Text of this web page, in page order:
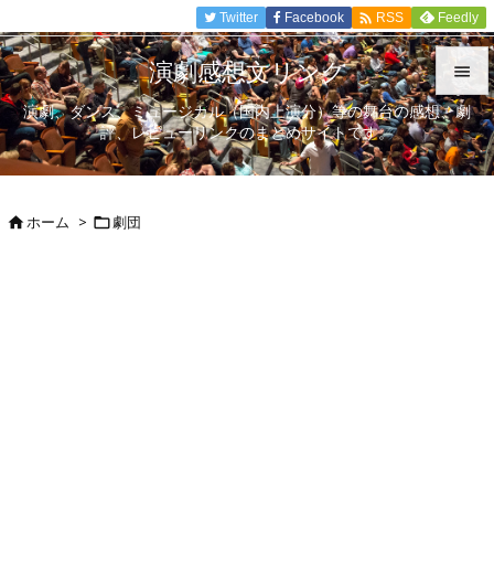


メニュ

Twitter Facebook  RSS Feedly
演劇感想文リンク
演劇、ダンス、ミュージカル（国内上演分）等の舞台の感想、劇
評、レビューリンクのまとめサイトです。
ホーム > 劇団